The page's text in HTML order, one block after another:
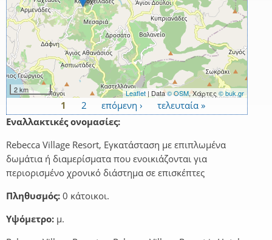
2 km Leaflet | Data© OSM, Χάρτες© buk.gr
Σελίδες
1 2 επόμενη ›
τελευταία »
Εναλλακτικές ονομασίες:
Rebecca Village Resort, Εγκατάσταση με επιπλωμένα
δωμάτια ή διαμερίσματα που ενοικιάζονται για
περιορισμένο χρονικό διάστημα σε επισκέπτες
Πληθυσμός: 0 κάτοικοι.
Υψόμετρο: μ.